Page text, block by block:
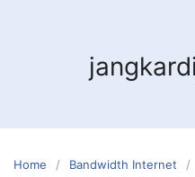
Home
Bandwidth Internet